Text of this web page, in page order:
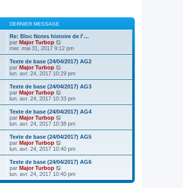
DERNIER MESSAGE
Re: Bloc Notes histoire de l'…
par Major Turbop
o
i
r
e
e
r
n
i
r
e
s
s
g
e
mer. mai 31, 2017 9:12 pm
Texte de base (24/04/2017) AG2
par Major Turbop
o
i
r
e
e
r
n
i
r
e
s
s
g
e
lun. avr. 24, 2017 10:29 pm
Texte de base (24/04/2017) AG3
par Major Turbop
o
i
r
e
e
r
n
i
r
e
s
lun. avr. 24, 2017 10:33 pm
Texte de base (24/04/2017) AG4
par Major Turbop
o
i
r
e
e
r
n
i
e
lun. avr. 24, 2017 10:38 pm
Texte de base (24/04/2017) AG5
par Major Turbop
o
i
r
e
e
lun. avr. 24, 2017 10:40 pm
Texte de base (24/04/2017) AG6
par Major Turbop
o
i
lun. avr. 24, 2017 10:40 pm